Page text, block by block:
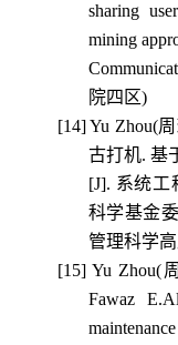
sharing
mining
院四区)
[14]Yu Zhou(
古打机.基
[J]. 系统工
科学基金
管理科学
[15] Yu Zhou(
Fawaz